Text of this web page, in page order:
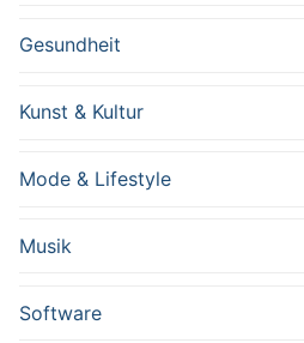
Gesundheit
Kunst & Kultur
Mode & Lifestyle
Musik
Software